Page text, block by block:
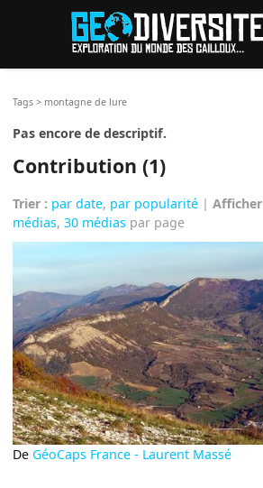
Tags > montagne de lure
Pas encore de descriptif.
Contribution (1)
Trier : par date, par popularité |Afficher
médias,30 médias par page
De GéoCaps France - Laurent Massé